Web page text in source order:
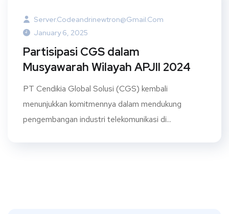
Server.codeandrinewtron@gmail.com
January 6, 2025
Partisipasi CGS dalam
Musyawarah Wilayah APJII 2024
PT Cendikia Global Solusi (CGS) kembali
menunjukkan komitmennya dalam mendukung
pengembangan industri telekomunikasi di...